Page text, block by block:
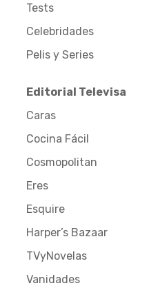
Tests
Celebridades
Pelis y Series
Editorial Televisa
Caras
Cocina Fácil
Cosmopolitan
Eres
Esquire
Harper’s Bazaar
TVyNovelas
Vanidades